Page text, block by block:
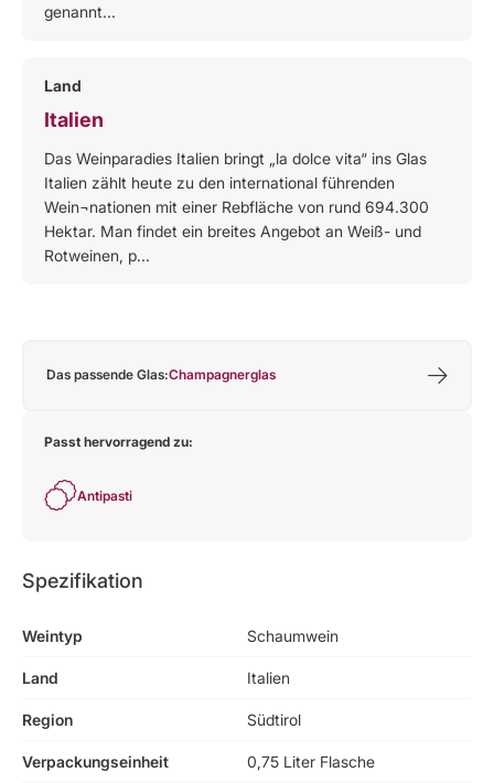
genannt...
Land
Italien
Das Weinparadies Italien bringt „la dolce vita“ ins Glas
Italien zählt heute zu den international führenden
Wein¬nationen mit einer Rebfläche von rund 694.300
Hektar. Man findet ein breites Angebot an Weiß- und
Rotweinen, p...
Das passende Glas:Champagnerglas
Passt hervorragend zu:
Antipasti
Spezifikation
Weintyp Schaumwein
Land Italien
Region Südtirol
Verpackungseinheit 0,75 Liter Flasche